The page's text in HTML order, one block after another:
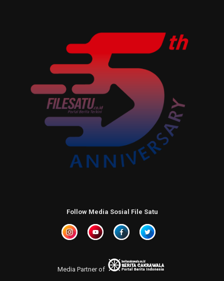
Follow Media Sosial File Satu
Media Partner of